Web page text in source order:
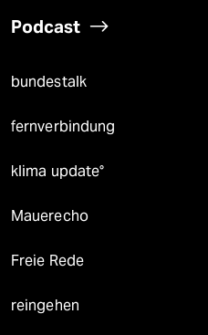
Podcast
bundestalk
fernverbindung
klima update°
Mauerecho
Freie Rede
reingehen